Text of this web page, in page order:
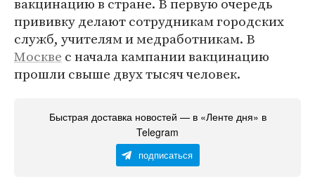
прививку делают сотрудникам городских
служб, учителям и медработникам. В
Москве с начала кампании вакцинацию
прошли свыше двух тысяч человек.
Быстрая доставка новостей — в «Ленте дня» в
Telegram
подписаться